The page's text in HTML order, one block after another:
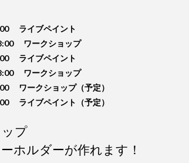
ライブペイント
ワークショップ
ライブペイント
ワークショップ
ワークショップ（予定）
ライブペイント（予定）
プ
ホルダーが作れます！